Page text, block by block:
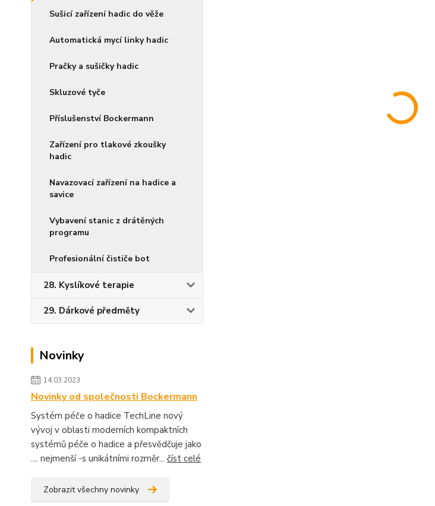
Sušicí zařízení hadic do věže
Automatická mycí linky hadic
Pračky a sušičky hadic
Skluzové tyče
Příslušenství Bockermann
Zařízení pro tlakové zkoušky
hadic
Navazovací zařízení na hadice a
savice
Vybavení stanic z drátěných
programu
Profesionální čističe bot
28. Kyslíkové terapie
29. Dárkové předměty
Novinky
14.03.2023
Novinky od společnosti Bockermann
Systém péče o hadice TechLine nový
vývoj v oblasti moderních kompaktních
systémů péče o hadice a přesvědčuje jako
.... nejmenší -s unikátními rozměr... číst celé
Zobrazit všechny novinky